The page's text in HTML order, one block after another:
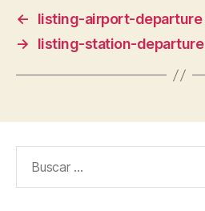
←
listing-airport-departure
→
listing-station-departure